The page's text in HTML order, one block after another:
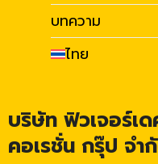
บทความ
ไทย
บริษัท ฟิวเจอร์เ
คอเรชั่น กรุ๊ป จำ